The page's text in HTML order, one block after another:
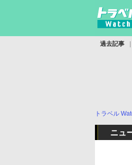
過去記事
トラベル
ニュ